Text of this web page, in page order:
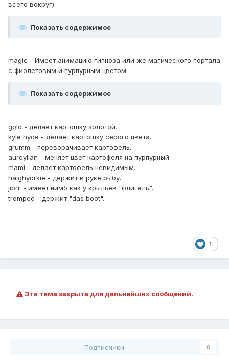
всего вокруг).
Показать содержимое
magic - Имеет анимацию гипноза или же магического портала
с фиолетовым и пурпурным цветом.
Показать содержимое
gold - делает картошку золотой.
kyle hyde - делает картошку серого цвета.
grumm - переворачивает картофель.
aureylian - меняет цвет картофеля на пурпурный.
mami - делает картофель невидимым.
haighyorkie - держит в руке рыбу.
jibril - имеет нимб как у крыльев "флигель".
tromped - держит "das boot".
1
Эта тема закрыта для дальнейших сообщений.
Подписчики 0